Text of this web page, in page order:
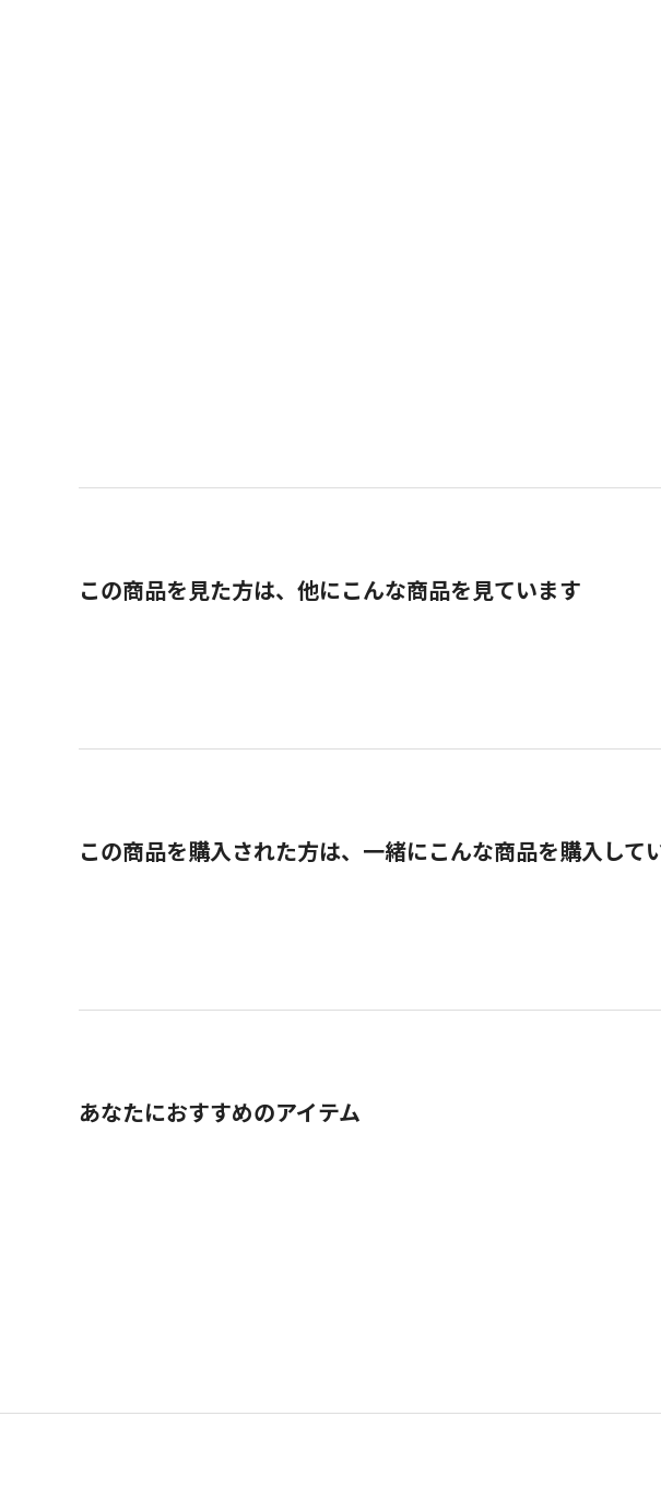
この商品を見た方は、他にこんな商品を見ています
この商品を購入された方は、一緒にこんな商品を購入してい
あなたにおすすめのアイテム